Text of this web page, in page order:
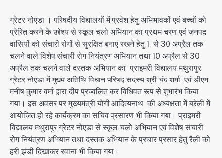
ग्रेटर नोएडा । परिषदीय विद्यालयों में प्रवेश हेतु अभिभावकों एवं बच्चों को
प्रेरित करने के उद्देश्य से स्कूल चलो अभियान का प्रथम चरण एवं जनपद
वासियों को संचारी रोगों से सुरक्षित बनाए रखने हेतु 1 से 30 अप्रैल तक
चलने वाले विशेष संचारी रोग नियंत्रण अभियान तथा 10 अप्रैल से 30
अप्रैल तक चलने वाले दस्तक अभियान का प्राइमरी विद्यालय मथुरापुर
ग्रेटर नोएडा में मुख्य अतिथि विधान परिषद सदस्य श्री चंद शर्मा एवं डीएम
मनीष कुमार वर्मा द्वारा दीप प्रज्वलित कर विधिवत रूप से शुभारंभ किया
गया। इस अवसर पर मुख्यमंत्री योगी आदित्यनाथ की अध्यक्षता में बरेली में
आयोजित हो रहे कार्यक्रम का सचिव प्रसारण भी किया गया। प्राइमरी
विद्यालय मथुरापुर ग्रेटर नोएडा से स्कूल चलो अभियान एवं विशेष संचारी
रोग नियंत्रण अभियान तथा दस्तक अभियान के प्रचार प्रसार हेतु रैली को
हरी झंडी दिखाकर रवाना भी किया गया।